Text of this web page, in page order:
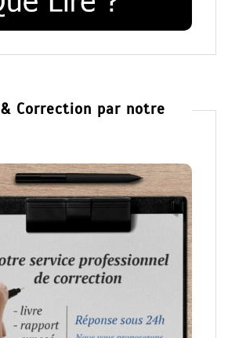
Correction par notre